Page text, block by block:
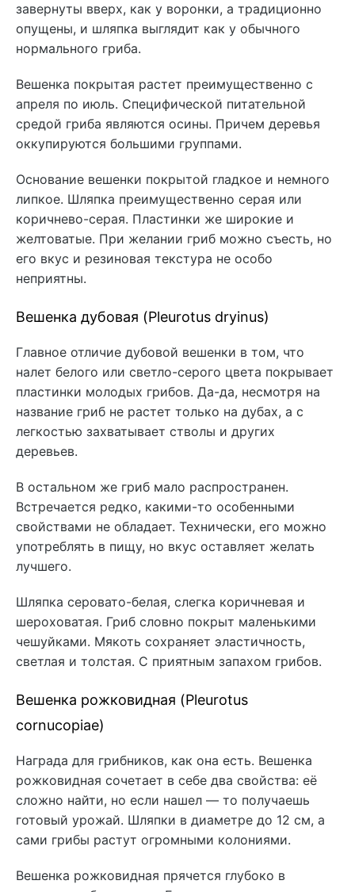
завернуты вверх, как у воронки, а традиционно
опущены, и шляпка выглядит как у обычного
нормального гриба.
Вешенка покрытая растет преимущественно с
апреля по июль. Специфической питательной
средой гриба являются осины. Причем деревья
оккупируются большими группами.
Основание вешенки покрытой гладкое и немного
липкое. Шляпка преимущественно серая или
коричнево-серая. Пластинки же широкие и
желтоватые. При желании гриб можно съесть, но
его вкус и резиновая текстура не особо
неприятны.
Вешенка дубовая (Pleurotus dryinus)
Главное отличие дубовой вешенки в том, что
налет белого или светло-серого цвета покрывает
пластинки молодых грибов. Да-да, несмотря на
название гриб не растет только на дубах, а с
легкостью захватывает стволы и других
деревьев.
В остальном же гриб мало распространен.
Встречается редко, какими-то особенными
свойствами не обладает. Технически, его можно
употреблять в пищу, но вкус оставляет желать
лучшего.
Шляпка серовато-белая, слегка коричневая и
шероховатая. Гриб словно покрыт маленькими
чешуйками. Мякоть сохраняет эластичность,
светлая и толстая. С приятным запахом грибов.
Вешенка рожковидная (Pleurotus
cornucopiae)
Награда для грибников, как она есть. Вешенка
рожковидная сочетает в себе два свойства: её
сложно найти, но если нашел — то получаешь
готовый урожай. Шляпки в диаметре до 12 см, а
сами грибы растут огромными колониями.
Вешенка рожковидная прячется глубоко в